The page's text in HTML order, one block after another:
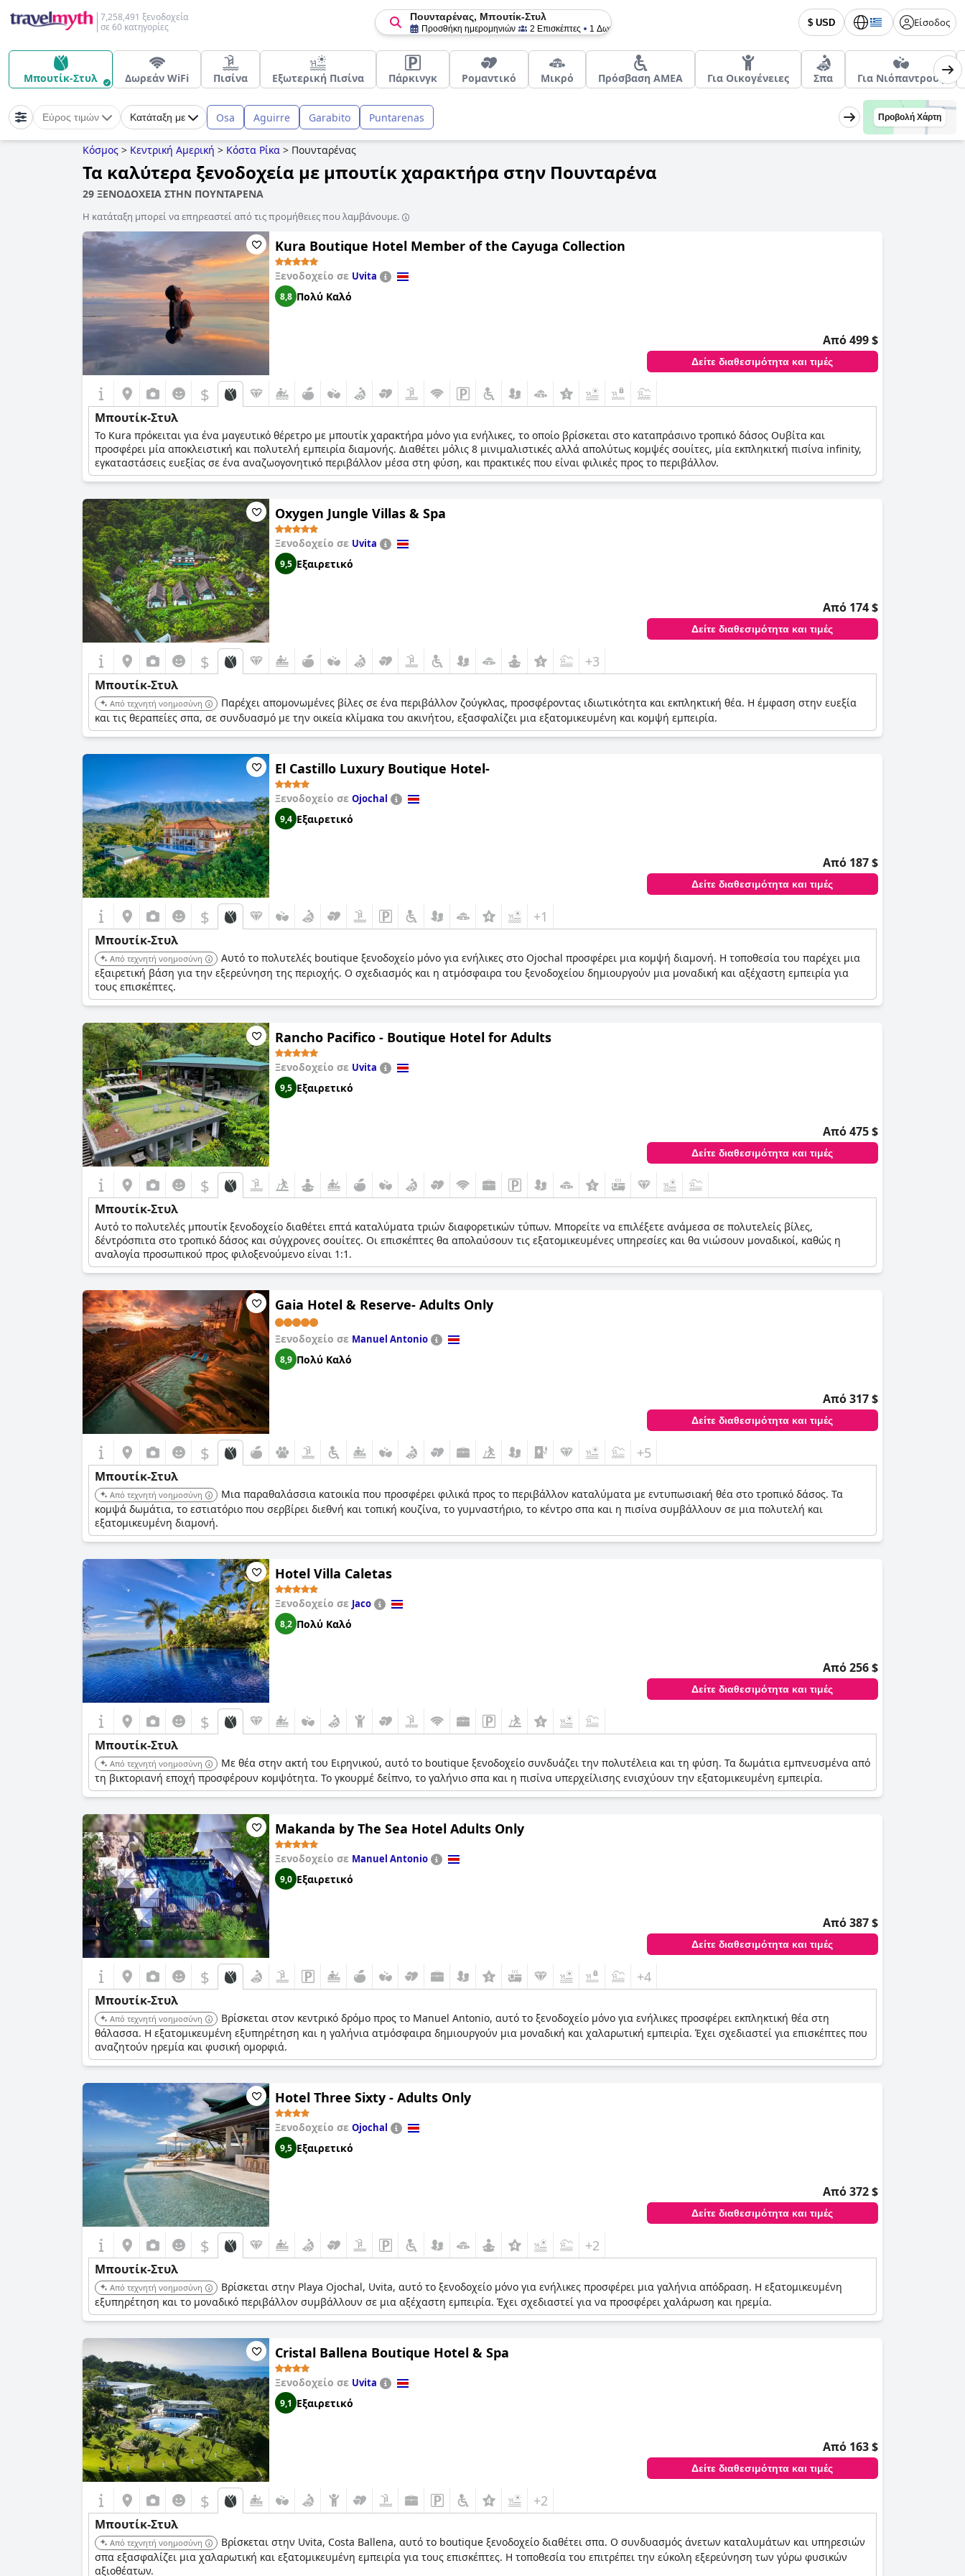
7,258,491 ξενοδοχεία
σε 60 κατηγορίες
$ USD Είσοδος
Πουνταρένας, Μπουτίκ-Στυλ
Προσθήκη ημερομηνιών 2 Επισκέπτες 1 Δωμάτιο
Μπουτίκ-Στυλ Δωρεάν WiFi Πισίνα Εξωτερική Πισίνα Πάρκινγκ Ρομαντικό Μικρό Πρόσβαση ΑΜΕΑ Για Οικογένειες Σπα Για Νιόπαντρους
Εύρος τιμών Κατάταξη με Osa Aguirre Garabito Puntarenas Προβολή Χάρτη
Κόσμος > Κεντρική Αμερική > Κόστα Ρίκα > Πουνταρένας
Τα καλύτερα ξενοδοχεία με μπουτίκ χαρακτήρα στην Πουνταρένα
29 ΞΕΝΟΔΟΧΕΙΑ ΣΤΗΝ ΠΟΥΝΤΑΡΕΝΑ
Η κατάταξη μπορεί να επηρεαστεί από τις προμήθειες που λαμβάνουμε.
Kura Boutique Hotel Member of the Cayuga Collection
Ξενοδοχείο σε Uvita
8,8 Πολύ Καλό
Από 499 $
Δείτε διαθεσιμότητα και τιμές
$
Μπουτίκ-Στυλ
Το Kura πρόκειται για ένα μαγευτικό θέρετρο με μπουτίκ χαρακτήρα μόνο για ενήλικες, το οποίο βρίσκεται στο καταπράσινο τροπικό δάσος Ουβίτα και
προσφέρει μία αποκλειστική και πολυτελή εμπειρία διαμονής. Διαθέτει μόλις 8 μινιμαλιστικές αλλά απολύτως κομψές σουίτες, μία εκπληκιτκή πισίνα infinity,
εγκαταστάσεις ευεξίας σε ένα αναζωογονητικό περιβάλλον μέσα στη φύση, και πρακτικές που είναι φιλικές προς το περιβάλλον.
Oxygen Jungle Villas & Spa
Ξενοδοχείο σε Uvita
9,5 Εξαιρετικό
Από 174 $
Δείτε διαθεσιμότητα και τιμές
$ +3
Μπουτίκ-Στυλ
Από τεχνητή νοημοσύνη
Παρέχει απομονωμένες βίλες σε ένα περιβάλλον ζούγκλας, προσφέροντας ιδιωτικότητα και εκπληκτική θέα. Η έμφαση στην ευεξία
και τις θεραπείες σπα, σε συνδυασμό με την οικεία κλίμακα του ακινήτου, εξασφαλίζει μια εξατομικευμένη και κομψή εμπειρία.
El Castillo Luxury Boutique Hotel-
Ξενοδοχείο σε Ojochal
9,4 Εξαιρετικό
Από 187 $
Δείτε διαθεσιμότητα και τιμές
$ +1
Μπουτίκ-Στυλ
Από τεχνητή νοημοσύνη
Αυτό το πολυτελές boutique ξενοδοχείο μόνο για ενήλικες στο Ojochal προσφέρει μια κομψή διαμονή. Η τοποθεσία του παρέχει μια
εξαιρετική βάση για την εξερεύνηση της περιοχής. Ο σχεδιασμός και η ατμόσφαιρα του ξενοδοχείου δημιουργούν μια μοναδική και αξέχαστη εμπειρία για
τους επισκέπτες.
Rancho Pacifico - Boutique Hotel for Adults
Ξενοδοχείο σε Uvita
9,5 Εξαιρετικό
Από 475 $
Δείτε διαθεσιμότητα και τιμές
$
Μπουτίκ-Στυλ
Αυτό το πολυτελές μπουτίκ ξενοδοχείο διαθέτει επτά καταλύματα τριών διαφορετικών τύπων. Μπορείτε να επιλέξετε ανάμεσα σε πολυτελείς βίλες,
δέντρόσπιτα στο τροπικό δάσος και σύγχρονες σουίτες. Οι επισκέπτες θα απολαύσουν τις εξατομικευμένες υπηρεσίες και θα νιώσουν μοναδικοί, καθώς η
αναλογία προσωπικού προς φιλοξενούμενο είναι 1:1.
Gaia Hotel & Reserve- Adults Only
Ξενοδοχείο σε Manuel Antonio
8,9 Πολύ Καλό
Από 317 $
Δείτε διαθεσιμότητα και τιμές
$ +5
Μπουτίκ-Στυλ
Από τεχνητή νοημοσύνη
Μια παραθαλάσσια κατοικία που προσφέρει φιλικά προς το περιβάλλον καταλύματα με εντυπωσιακή θέα στο τροπικό δάσος. Τα
κομψά δωμάτια, το εστιατόριο που σερβίρει διεθνή και τοπική κουζίνα, το γυμναστήριο, το κέντρο σπα και η πισίνα συμβάλλουν σε μια πολυτελή και
εξατομικευμένη διαμονή.
Hotel Villa Caletas
Ξενοδοχείο σε Jaco
8,2 Πολύ Καλό
Από 256 $
Δείτε διαθεσιμότητα και τιμές
$
Μπουτίκ-Στυλ
Από τεχνητή νοημοσύνη
Με θέα στην ακτή του Ειρηνικού, αυτό το boutique ξενοδοχείο συνδυάζει την πολυτέλεια και τη φύση. Τα δωμάτια εμπνευσμένα από
τη βικτοριανή εποχή προσφέρουν κομψότητα. Το γκουρμέ δείπνο, το γαλήνιο σπα και η πισίνα υπερχείλισης ενισχύουν την εξατομικευμένη εμπειρία.
Makanda by The Sea Hotel Adults Only
Ξενοδοχείο σε Manuel Antonio
9,0 Εξαιρετικό
Από 387 $
Δείτε διαθεσιμότητα και τιμές
$ +4
Μπουτίκ-Στυλ
Από τεχνητή νοημοσύνη
Βρίσκεται στον κεντρικό δρόμο προς το Manuel Antonio, αυτό το ξενοδοχείο μόνο για ενήλικες προσφέρει εκπληκτική θέα στη
θάλασσα. Η εξατομικευμένη εξυπηρέτηση και η γαλήνια ατμόσφαιρα δημιουργούν μια μοναδική και χαλαρωτική εμπειρία. Έχει σχεδιαστεί για επισκέπτες που
αναζητούν ηρεμία και φυσική ομορφιά.
Hotel Three Sixty - Adults Only
Ξενοδοχείο σε Ojochal
9,5 Εξαιρετικό
Από 372 $
Δείτε διαθεσιμότητα και τιμές
$ +2
Μπουτίκ-Στυλ
Από τεχνητή νοημοσύνη
Βρίσκεται στην Playa Ojochal, Uvita, αυτό το ξενοδοχείο μόνο για ενήλικες προσφέρει μια γαλήνια απόδραση. Η εξατομικευμένη
εξυπηρέτηση και το μοναδικό περιβάλλον συμβάλλουν σε μια αξέχαστη εμπειρία. Έχει σχεδιαστεί για να προσφέρει χαλάρωση και ηρεμία.
Cristal Ballena Boutique Hotel & Spa
Ξενοδοχείο σε Uvita
9,1 Εξαιρετικό
Από 163 $
Δείτε διαθεσιμότητα και τιμές
$ +2
Μπουτίκ-Στυλ
Από τεχνητή νοημοσύνη
Βρίσκεται στην Uvita, Costa Ballena, αυτό το boutique ξενοδοχείο διαθέτει σπα. Ο συνδυασμός άνετων καταλυμάτων και υπηρεσιών
σπα εξασφαλίζει μια χαλαρωτική και εξατομικευμένη εμπειρία για τους επισκέπτες. Η τοποθεσία του επιτρέπει την εύκολη εξερεύνηση των γύρω φυσικών
αξιοθέατων.